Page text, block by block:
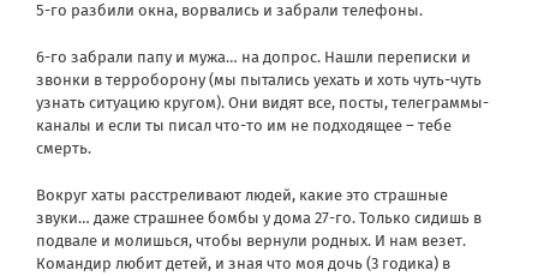
5-го разбили окна, ворвались и забрали телефоны.
6-го забрали папу и мужа… на допрос. Нашли переписки и
звонки в терроборону (мы пытались уехать и хоть чуть-чуть
узнать ситуацию кругом). Они видят все, посты, телеграммы-
каналы и если ты писал что-то им не подходящее – тебе
смерть.
Вокруг хаты расстреливают людей, какие это страшные
звуки… даже страшнее бомбы у дома 27-го. Только сидишь в
подвале и молишься, чтобы вернули родных. И нам везет.
Командир любит детей, и зная что моя дочь (3 годика) в